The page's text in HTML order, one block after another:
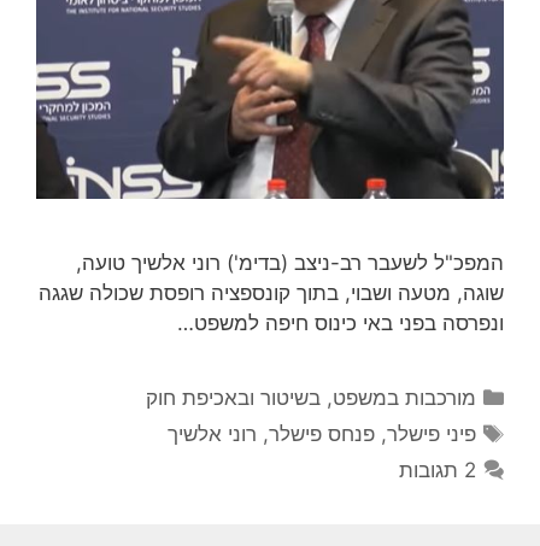
המפכ"ל לשעבר רב-ניצב (בדימ') רוני אלשיך טועה,
שוגה, מטעה ושבוי, בתוך קונספציה רופסת שכולה שגגה
ונפרסה בפני באי כינוס חיפה למשפט…
קטגוריות
מורכבות במשפט, בשיטור ובאכיפת חוק
תגיות
פיני פישלר,פנחס פישלר, רוני אלשיך
2 תגובות